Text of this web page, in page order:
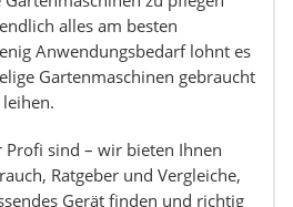
alles am besten
Anwendungsbedarf lohnt es
Gartenmaschinen gebraucht
Profi sind – wir bieten Ihnen
Ratgeber und Vergleiche,
Gerät finden und richtig